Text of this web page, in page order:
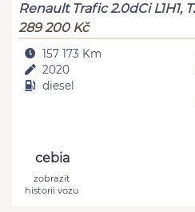
Renault Trafic 2.0dCi L1H1,
289 200 Kč
157 173 Km
2020
diesel
cebia
zobrazit
historii vozu